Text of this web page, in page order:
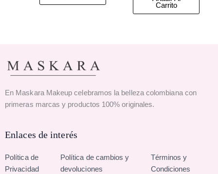
Carrito
En Maskara Makeup celebramos la belleza colombiana con
primeras marcas y productos 100% originales.
Enlaces de interés
Política de
Privacidad
Política de cambios y
devoluciones
Términos y
Condiciones